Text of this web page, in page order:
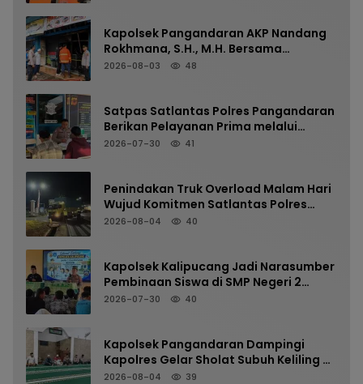
Kapolsek Pangandaran AKP Nandang
Rokhmana, S.H., M.H. Bersama
Anggota Cek TKP Kebakaran Ruko
2026-08-03 48
Satpas Satlantas Polres Pangandaran
Berikan Pelayanan Prima melalui
Verifikasi Berkas Pemohon SIM Secara
2026-07-30 41
Penindakan Truk Overload Malam Hari
Wujud Komitmen Satlantas Polres
Pangandaran Menjaga Keselamatan
2026-08-04 40
Kapolsek Kalipucang Jadi Narasumber
Pembinaan Siswa di SMP Negeri 2
Kalipucang, Edukasi Bahaya Kenakalan
2026-07-30 40
Kapolsek Pangandaran Dampingi
Kapolres Gelar Sholat Subuh Keliling di
Masjid Jami Al-Furqon, Pererat
2026-08-04 39